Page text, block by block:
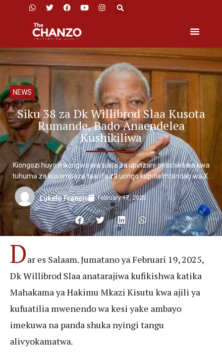
NEWS
Siku 38 za Dk Willibrod Slaa Kusota
Rumande, Bado Anaendelea
Kushikiliwa
Kiongozi huyo mkongwe wa siasa za upinzani anashikiliwa kwa
tuhuma za kusambaza taarifa za uongo kupitia mtandao wa X.
Lukelo Francis February 17, 2025
Dar es Salaam. Jumatano ya Februari 19, 2025,
Dk Willibrod Slaa anatarajiwa kufikishwa katika
Mahakama ya Hakimu Mkazi Kisutu kwa ajili ya
kufuatilia mwenendo wa kesi yake ambayo
imekuwa na panda shuka nyingi tangu
alivyokamatwa.